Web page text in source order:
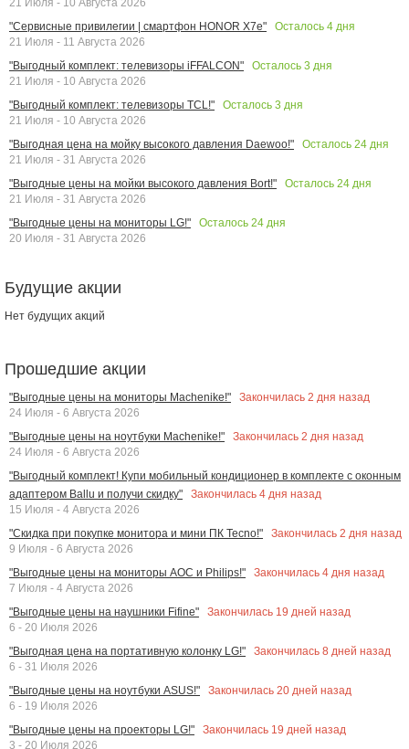
"Сервисные привилегии | смартфон HONOR X7e"
Осталось 4 дня
21 Июля - 11 Августа 2026
"Выгодный комплект: телевизоры iFFALCON"
Осталось 3 дня
21 Июля - 10 Августа 2026
"Выгодный комплект: телевизоры TCL!"
Осталось 3 дня
21 Июля - 10 Августа 2026
"Выгодная цена на мойку высокого давления Daewoo!"
Осталось 24 дня
21 Июля - 31 Августа 2026
"Выгодные цены на мойки высокого давления Bort!"
Осталось 24 дня
21 Июля - 31 Августа 2026
"Выгодные цены на мониторы LG!"
Осталось 24 дня
20 Июля - 31 Августа 2026
Будущие акции
Нет будущих акций
Прошедшие акции
"Выгодные цены на мониторы Machenike!" Закончилась 2 дня назад
24 Июля - 6 Августа 2026
"Выгодные цены на ноутбуки Machenike!"
Закончилась 2 дня назад
24 Июля - 6 Августа 2026
"Выгодный комплект! Купи мобильный кондиционер в комплекте с оконным
адаптером Ballu и получи скидку"
Закончилась 4 дня назад
15 Июля - 4 Августа 2026
"Скидка при покупке монитора и мини ПК Tecno!"
Закончилась 2 дня назад
9 Июля - 6 Августа 2026
"Выгодные цены на мониторы AOC и Philips!"
Закончилась 4 дня назад
7 Июля - 4 Августа 2026
"Выгодные цены на наушники Fifine"
Закончилась 19 дней назад
6 - 20 Июля 2026
"Выгодная цена на портативную колонку LG!"
Закончилась 8 дней назад
6 - 31 Июля 2026
"Выгодные цены на ноутбуки ASUS!"
Закончилась 20 дней назад
6 - 19 Июля 2026
"Выгодные цены на проекторы LG!"
Закончилась 19 дней назад
3 - 20 Июля 2026